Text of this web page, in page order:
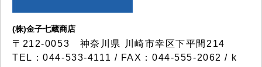
(株)金子七蔵商店
〒212-0053 神奈川県 川崎市幸区下平間214
TEL：044-533-4111 / FAX：044-555-2062 / k